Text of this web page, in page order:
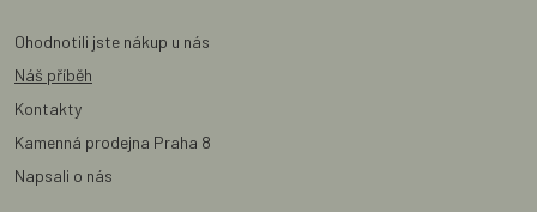
Ohodnotili jste nákup u nás
Náš příběh
Kontakty
Kamenná prodejna Praha 8
Napsali o nás